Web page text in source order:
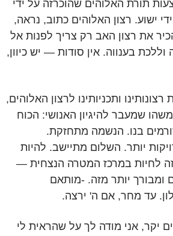
תורת האלוהים שהוכרזה על ידי
ישוע. רצון האלוהים כתוב, נראה,
את רצון האב רק צריך לפנות אל
וללכת בענווה. אין סודות — יש כיוון,
ותכניותינו לרצון האלוהים,
שמעבר להיגיון האנושי: הכוח
בנו. הנשמה מתחזקת.
יותר. השלום מתיישב. להיות
זה לחיות במרכז המטרה הנצחית —
ומבורך יותר מזה. -מותאם
עד מחר, אם ה' ירצה.
יקר, אני מודה לך על שהראית לי